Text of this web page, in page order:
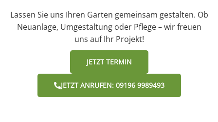
Lassen Sie uns Ihren Garten gemeinsam gestalten. Ob
Neuanlage, Umgestaltung oder Pflege – wir freuen
uns auf Ihr Projekt!
JETZT TERMIN
JETZT ANRUFEN: 09196 9989493